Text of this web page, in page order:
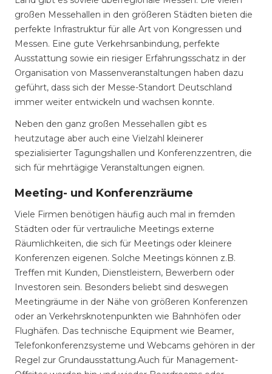
großen Messehallen in den größeren Städten bieten die
perfekte Infrastruktur für alle Art von Kongressen und
Messen. Eine gute Verkehrsanbindung, perfekte
Ausstattung sowie ein riesiger Erfahrungsschatz in der
Organisation von Massenveranstaltungen haben dazu
geführt, dass sich der Messe-Standort Deutschland
immer weiter entwickeln und wachsen konnte.
Neben den ganz großen Messehallen gibt es
heutzutage aber auch eine Vielzahl kleinerer
spezialisierter Tagungshallen und Konferenzzentren, die
sich für mehrtägige Veranstaltungen eignen.
Meeting- und Konferenzräume
Viele Firmen benötigen häufig auch mal in fremden
Städten oder für vertrauliche Meetings externe
Räumlichkeiten, die sich für Meetings oder kleinere
Konferenzen eigenen. Solche Meetings können z.B.
Treffen mit Kunden, Dienstleistern, Bewerbern oder
Investoren sein. Besonders beliebt sind deswegen
Meetingräume in der Nähe von größeren Konferenzen
oder an Verkehrsknotenpunkten wie Bahnhöfen oder
Flughäfen. Das technische Equipment wie Beamer,
Telefonkonferenzsysteme und Webcams gehören in der
Regel zur Grundausstattung.Auch für Management-